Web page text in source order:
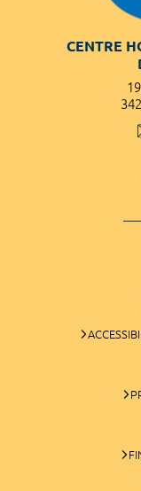
CENTRE